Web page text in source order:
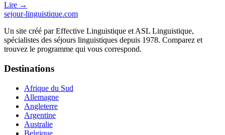
Lire →
sejour-linguistique.com
Un site créé par Effective Linguistique et ASL Linguistique,
spécialistes des séjours linguistiques depuis 1978. Comparez et
trouvez le programme qui vous correspond.
Destinations
Afrique du Sud
Allemagne
Angleterre
Argentine
Australie
Belgique